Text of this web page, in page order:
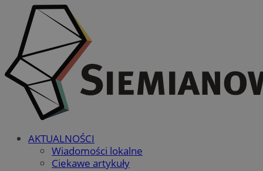
AKTUALNOŚCI
Wiadomości lokalne
Ciekawe artykuły